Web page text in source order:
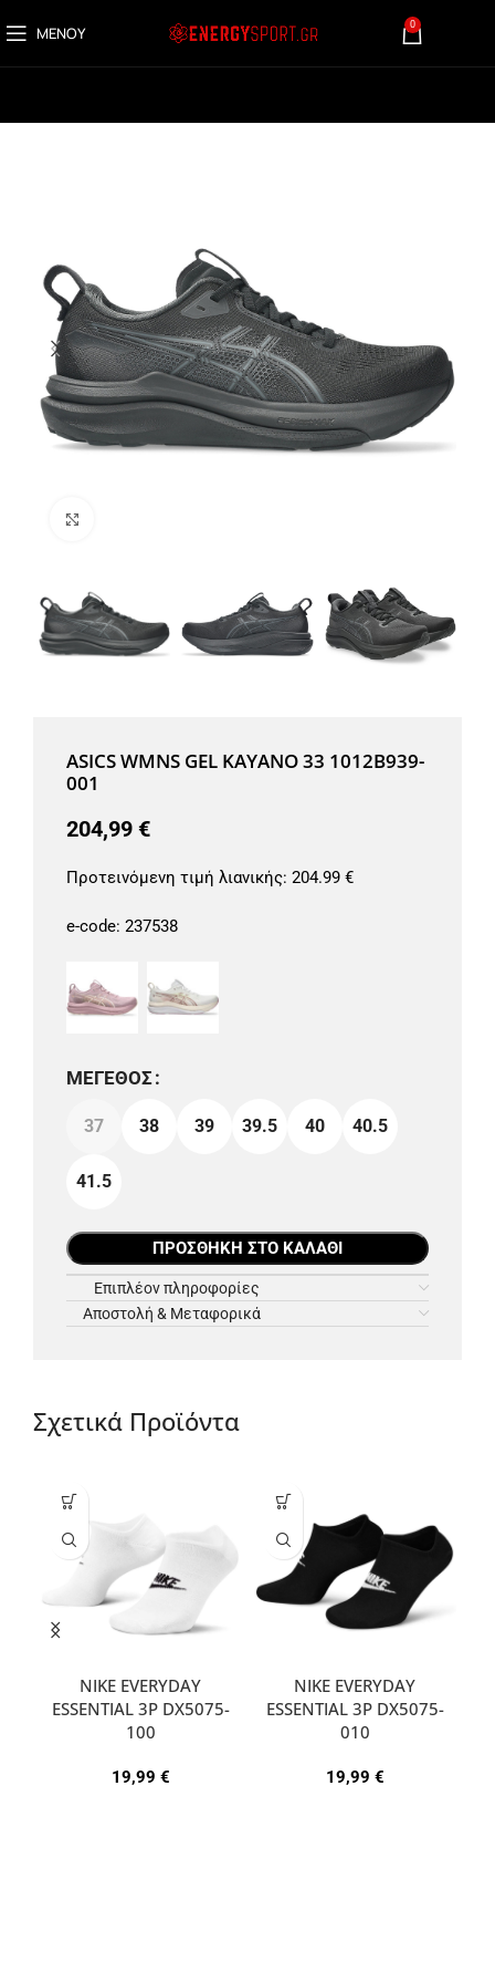
ΜΕΝΟΎ 0
ASICS WMNS GEL KAYANO 33 1012B939-
001
204,99 €
Προτεινόμενη τιμή λιανικής: 204.99 €
e-code: 237538
ΜΈΓΕΘΟΣ
37 38 39 39.5 40 40.5
41.5
ΠΡΟΣΘΉΚΗ ΣΤΟ ΚΑΛΆΘΙ
Επιπλέον πληροφορίες
Αποστολή & Μεταφορικά
Σχετικά Προϊόντα
NIKE EVERYDAY
ESSENTIAL 3P DX5075-
100
19,99 €
NIKE EVERYDAY
ESSENTIAL 3P DX5075-
010
19,99 €